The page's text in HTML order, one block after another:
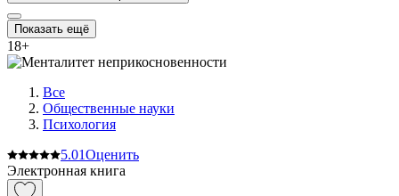
Показать ещё
18+
Все
Общественные науки
Психология
5.01Оценить
Электронная книга